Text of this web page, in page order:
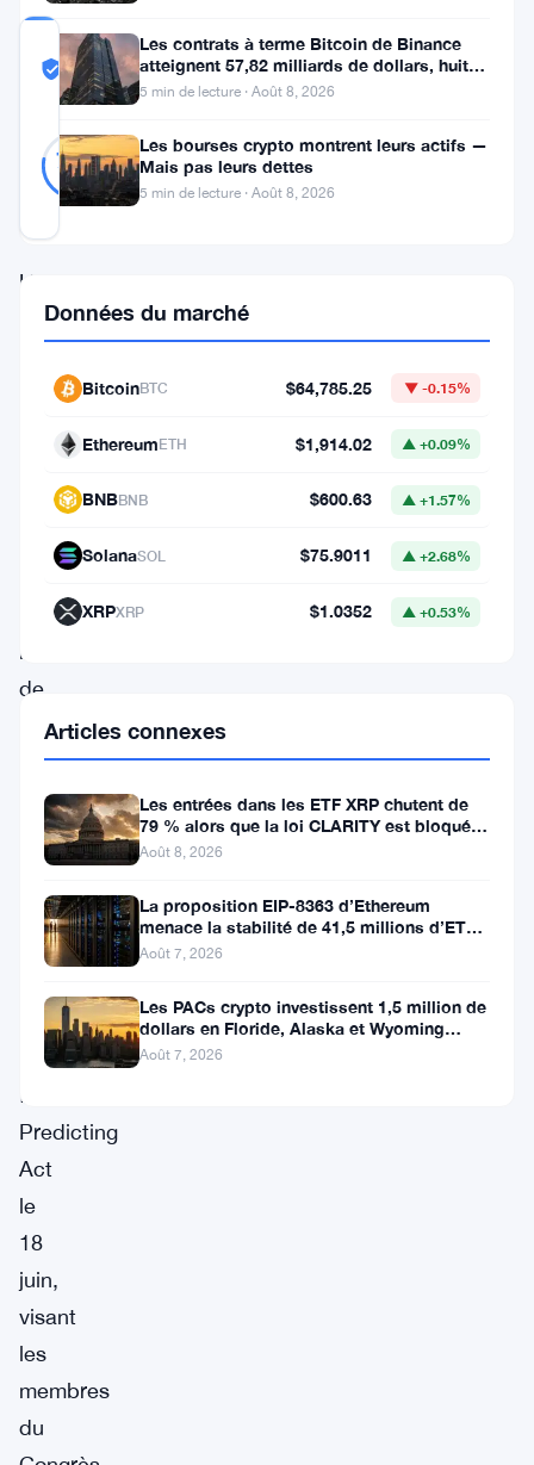
COMMUNITY
TRUST
SCORE
Probablement Réel
78%
Probablement
Réel
votes
Mis à jour 2 mois il y a
Un
républicain
Wisconsin
complètement
législateurs
des
marchés
de
prédiction.
représentant
Bryan
Steil
présenté
Stop
Lawmakers
from
Predicting
Act
le
18
juin,
visant
les
membres
du
Les contrats à terme Bitcoin de Binance
atteignent 57,82 milliards de dollars, huit
fois le volume du marché
5 min de lecture · Août 8, 2026
Les bourses crypto montrent leurs actifs —
Mais pas leurs dettes
5 min de lecture · Août 8, 2026
Données du marché
BitcoinBTC $64,785.25 ▼ -0.15%
EthereumETH $1,914.02 ▲ +0.09%
BNBBNB $600.63 ▲ +1.57%
SolanaSOL $75.9011 ▲ +2.68%
XRPXRP $1.0352 ▲ +0.53%
Articles connexes
Les entrées dans les ETF XRP chutent de
79 % alors que la loi CLARITY est bloquée
avant la pause du Sénat
Août 8, 2026
La proposition EIP-8363 d’Ethereum
menace la stabilité de 41,5 millions d’ETH
stakés et de la DeFi
Août 7, 2026
Les PACs crypto investissent 1,5 million de
dollars en Floride, Alaska et Wyoming
après un revers au Michigan
Août 7, 2026